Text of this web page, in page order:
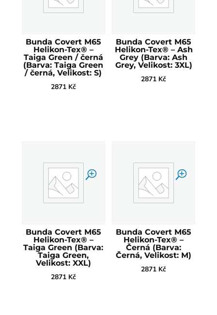
Bunda Covert M65
Helikon-Tex® –
Taiga Green / černá
(Barva: Taiga Green
/ černá, Velikost: S)
2871 Kč
Bunda Covert M65
Helikon-Tex® – Ash
Grey (Barva: Ash
Grey, Velikost: 3XL)
2871 Kč
Bunda Covert M65
Helikon-Tex® –
Taiga Green (Barva:
Taiga Green,
Velikost: XXL)
2871 Kč
Bunda Covert M65
Helikon-Tex® –
Černá (Barva:
Černá, Velikost: M)
2871 Kč